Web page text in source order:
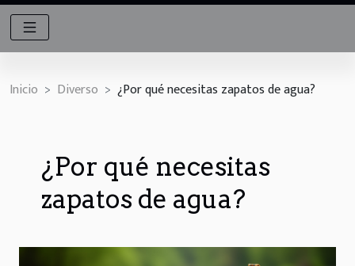
Inicio Diverso ¿Por qué necesitas zapatos de agua?
¿Por qué necesitas
zapatos de agua?